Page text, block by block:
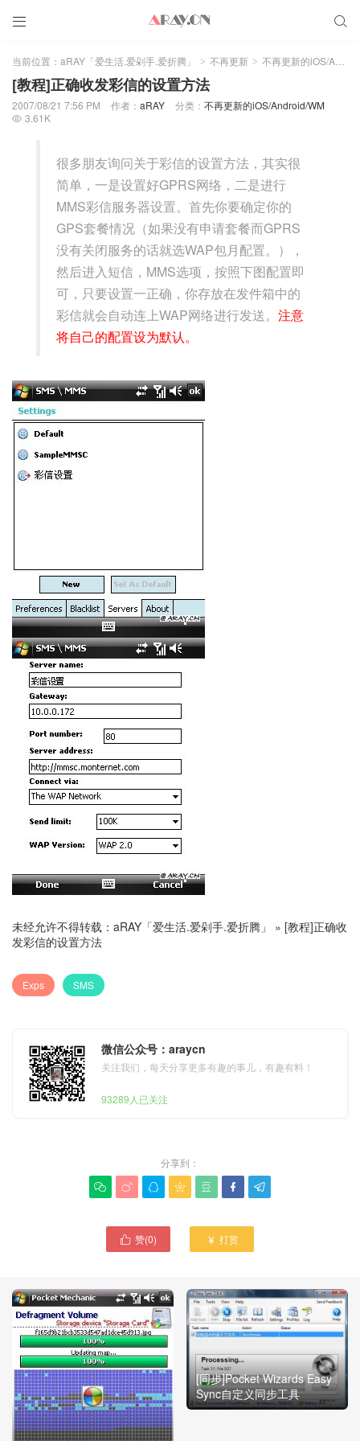
 
当前位置： aRAY「爱生活.爱剁手.爱折腾」 > 不再更新 > 不再更新的iOS/Android/WM
[教程]正确收发彩信的设置方法
2007/08/21 7:56 PM 作者： aRAY 分类： 不再更新的iOS/Android/WM
 3.61K
很多朋友询问关于彩信的设置方法，其实很
简单，一是设置好GPRS网络，二是进行
MMS彩信服务器设置。首先你要确定你的
GPS套餐情况（如果没有申请套餐而GPRS
没有关闭服务的话就选WAP包月配置。），
然后进入短信，MMS选项，按照下图配置即
可，只要设置一正确，你存放在发件箱中的
彩信就会自动连上WAP网络进行发送。 注意
将自己的配置设为默认。
未经允许不得转载： aRAY「爱生活.爱剁手.爱折腾」 » [教程]正确收
发彩信的设置方法
Exps SMS
微信公众号：araycn
关注我们，每天分享更多有趣的事儿，有趣有料！
93289人已关注
分享到：
      
 赞(0)  打赏
[同步]Pocket Wizards Easy
Sync自定义同步工具